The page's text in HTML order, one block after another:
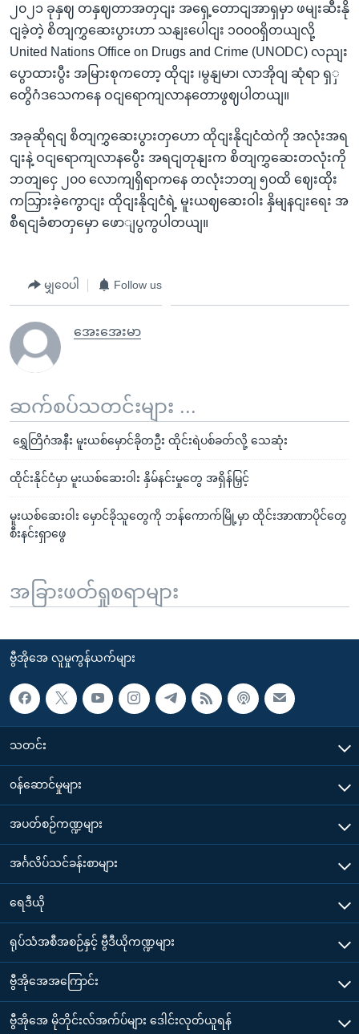
၂၀၂၁ ခုနှဈ တနှဈတာအတှငျး အရှေ့တောငျအာရှမှာ ဖမျးဆီးနို
ငျခဲ့တဲ့ စိတျကွှဆေးပွားဟာ သနျးပေါငျး ၁၀၀၀ရှိတယျလို့
United Nations Office on Drugs and Crime (UNODC) လညျး
ပွောထားပွီး အမြားစုကတော့ ထိုငျး ၊မွနျမာ၊ လာအိုဝျ ဆုံရာ ရှှ
တွေိဂံဒသေကနေ ဝငျရောကျလာနတောဖွဈပါတယျ။
အခုဆိုရငျ စိတျကွှဆေးပွားတှဟော ထိုငျးနိုငျငံထဲကို အလုံးအရ
ငျးနဲ့ ဝငျရောကျလာနပွေီး အရငျတုနျးက စိတျကွှဆေးတလုံးကို
ဘတျငှေ ၂၀၀ လောကျရှိရာကနေ တလုံးဘတျ ၅၀ထိ ဈေးထိုး
ကသြှားခဲ့ကွောငျး ထိုငျးနိုငျငံရဲ့ မူးယဈဆေးဝါး နှိမျနငျးရေး အ
စီရငျခံစာတှမှော ဖောျပွကွပါတယျ။
မျှဝေပါ Follow us
အေးအေးမာ
ဆက်စပ်သတင်းများ ...
ရွှေတြိဂံအနီး မူးယစ်မှောင်ခိုတဦး ထိုင်းရဲပစ်ခတ်လို့ သေဆုံး
ထိုင်းနိုင်ငံမှာ မူးယစ်ဆေးဝါး နှိမ်နင်းမှုတွေ အရှိန်မြှင့်
မူးယစ်ဆေးဝါး မှောင်ခိုသူတွေကို ဘန်ကောက်မြို့မှာ ထိုင်းအာဏာပိုင်တွေ
စီးနင်းရှာဖွေ
အခြားဖတ်ရှုစရာများ
ဗွီအိုအေ လူမှုကွန်ယက်များ
သတင်း
၀န်ဆောင်မှုများ
အပတ်စဉ်ကဏ္ဍများ
အင်္ဂလိပ်သင်ခန်းစာများ
ရေဒီယို
ရုပ်သံအစီအစဉ်နှင့် ဗွီဒီယိုကဏ္ဍများ
ဗွီအိုအေအကြောင်း
ဗွီအိုအေ မိုဘိုင်းလ်အက်ပ်များ ဒေါင်းလုတ်ယူရန်